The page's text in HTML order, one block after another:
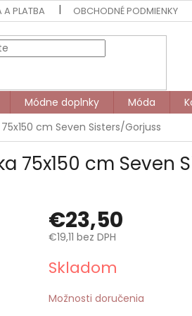
PLATBA OBCHODNÉ PODMIENKY
Módne doplnky Móda
cm Seven Sisters/Gorjuss
75x150 cm Seven
€23,50
€19,11 bez DPH
cena:
Skladom
Možnosti doručenia